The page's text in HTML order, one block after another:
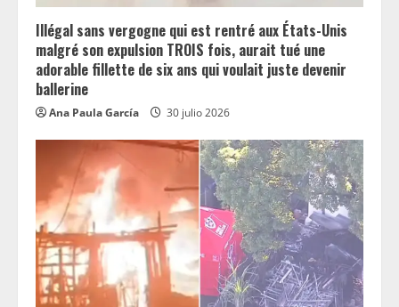
Illégal sans vergogne qui est rentré aux États-Unis
malgré son expulsion TROIS fois, aurait tué une
adorable fillette de six ans qui voulait juste devenir
ballerine
Ana Paula García 30 julio 2026